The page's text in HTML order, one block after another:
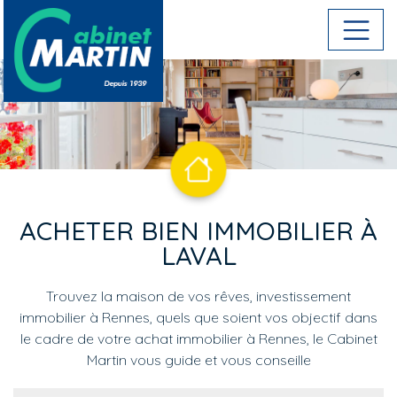
Aller au contenu principal
ACHETER BIEN IMMOBILIER À
LAVAL
Trouvez la maison de vos rêves, investissement
immobilier à Rennes, quels que soient vos objectif dans
le cadre de votre achat immobilier à Rennes, le Cabinet
Martin vous guide et vous conseille